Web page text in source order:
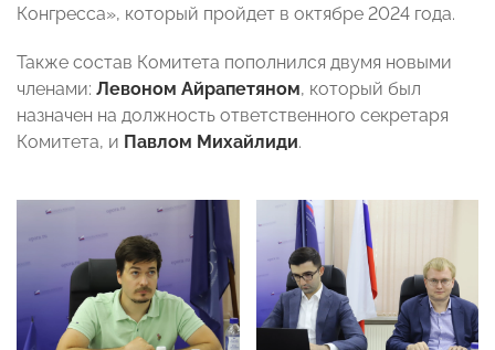
Конгресса», который пройдет в октябре 2024 года.
Также состав Комитета пополнился двумя новыми
членами: Левоном Айрапетяном, который был
назначен на должность ответственного секретаря
Комитета, и Павлом Михайлиди.